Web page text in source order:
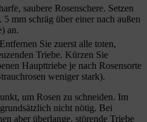
saubere Rosenschere. Setzen
mm schräg über einer nach außen
an.
Entfernen Sie zuerst alle toten,
Triebe. Kürzen Sie
Haupttriebe je nach Rosensorte
weniger stark).
um Rosen zu schneiden. Im
nicht nötig. Bei
aber überlange, störende Triebe